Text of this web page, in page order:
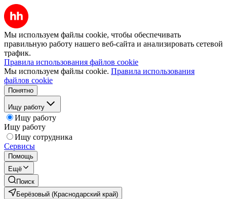
Мы используем файлы cookie, чтобы обеспечивать
правильную работу нашего веб-сайта и анализировать сетевой
трафик.
Правила использования файлов cookie
Мы используем файлы cookie. Правила использования
файлов cookie
Понятно
Ищу работу
Ищу работу
Ищу работу
Ищу сотрудника
Сервисы
Помощь
Ещё
Поиск
Берёзовый (Краснодарский край)